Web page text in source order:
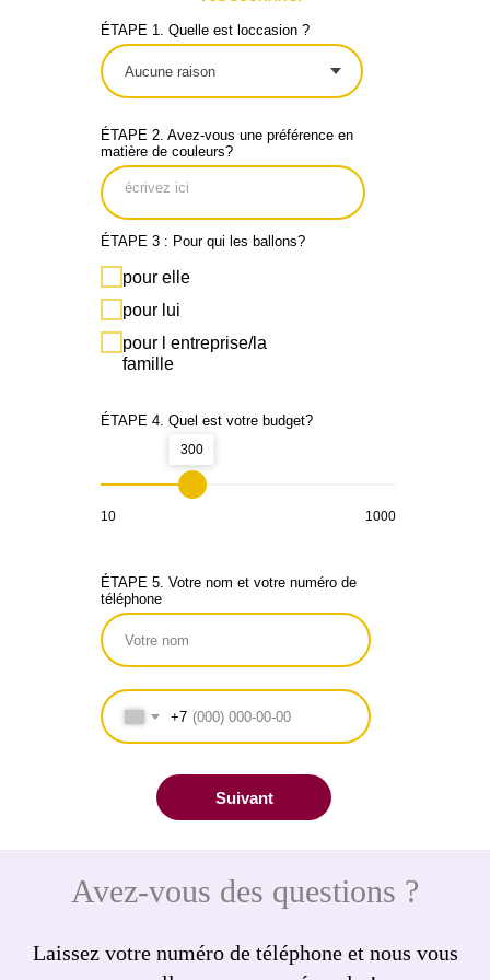
ÉTAPE 1. Quelle est loccasion ?
ÉTAPE 2. Avez-vous une préférence en
matière de couleurs?
ÉTAPE 3 : Pour qui les ballons?
pour elle
pour lui
pour l entreprise/la
famille
ÉTAPE 4. Quel est votre budget?
300
10 1000
ÉTAPE 5. Votre nom et votre numéro de
téléphone
+7
Suivant
Avez-vous des questions ?
Laissez votre numéro de téléphone et nous vous